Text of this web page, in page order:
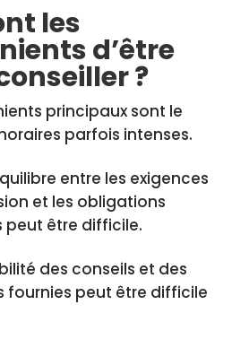
les
d’être
?
principaux sont le
parfois intenses.
entre les exigences
et les obligations
peut être difficile.
des conseils et des
fournies peut être difficile